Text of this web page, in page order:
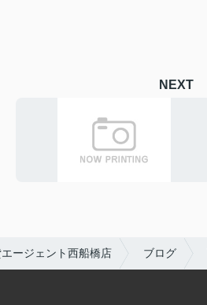
NEXT
ージェント西船橋店 ブログ